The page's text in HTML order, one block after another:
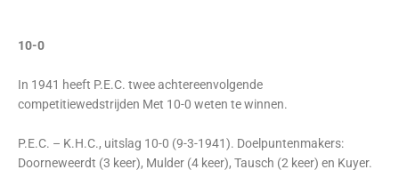
10-0
In 1941 heeft P.E.C. twee achtereenvolgende
competitiewedstrijden Met 10-0 weten te winnen.
P.E.C. – K.H.C., uitslag 10-0 (9-3-1941). Doelpuntenmakers:
Doorneweerdt (3 keer), Mulder (4 keer), Tausch (2 keer) en Kuyer.